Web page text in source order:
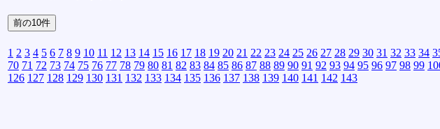
1 2 3 4 5 6 7 8 9 10 11 12 13 14 15 16 17 18 19 20 21 22 23 24 25 26 27 28 29 30 31 32 33 34
70 71 72 73 74 75 76 77 78 79 80 81 82 83 84 85 86 87 88 89 90 91 92 93 94 95 96 97 98 99
126 127 128 129 130 131 132 133 134 135 136 137 138 139 140 141 142 143